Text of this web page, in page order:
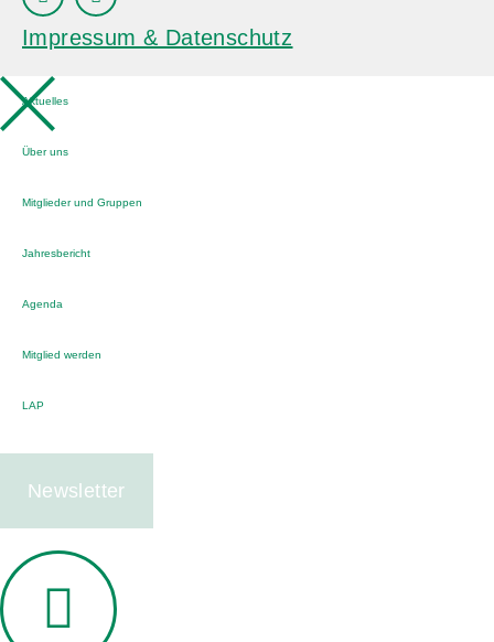
Impressum & Datenschutz
Aktuelles
Über uns
Mitglieder und Gruppen
Jahresbericht
Agenda
Mitglied werden
LAP
Newsletter